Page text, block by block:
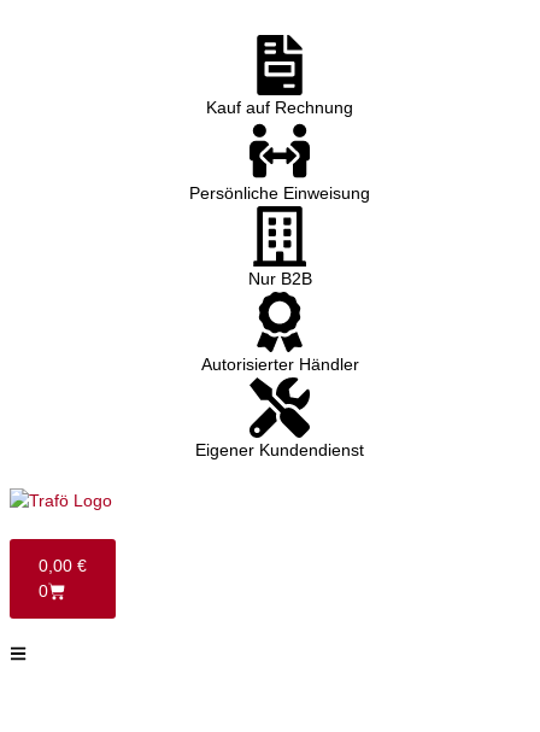
Kauf auf Rechnung
Persönliche Einweisung
Nur B2B
Autorisierter Händler
Eigener Kundendienst
0,00 €
0